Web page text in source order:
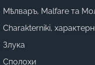
Мѣлваръ, Malfare та
Charakterniki,
Злука
Сполохи